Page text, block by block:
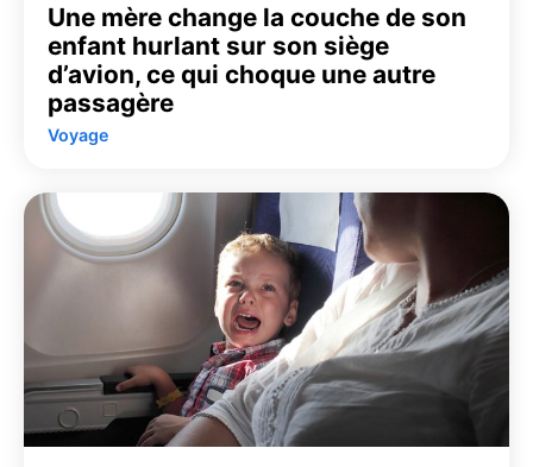
Une mère change la couche de son
enfant hurlant sur son siège
d’avion, ce qui choque une autre
passagère
Voyage